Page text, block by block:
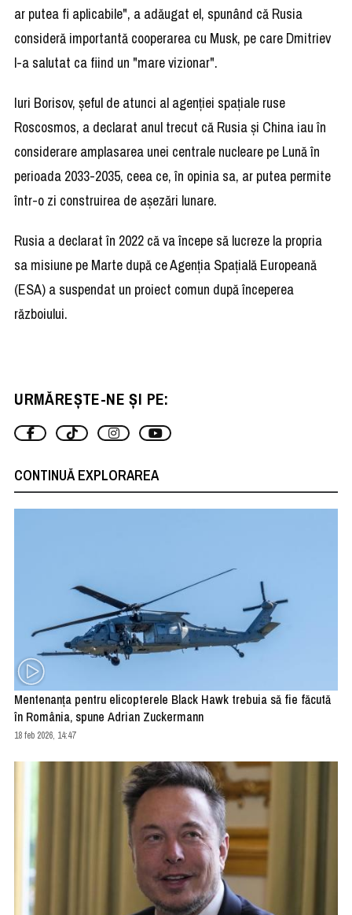
ar putea fi aplicabile", a adăugat el, spunând că Rusia
consideră importantă cooperarea cu Musk, pe care Dmitriev
l-a salutat ca fiind un "mare vizionar".
Iuri Borisov, şeful de atunci al agenţiei spaţiale ruse
Roscosmos, a declarat anul trecut că Rusia şi China iau în
considerare amplasarea unei centrale nucleare pe Lună în
perioada 2033-2035, ceea ce, în opinia sa, ar putea permite
într-o zi construirea de aşezări lunare.
Rusia a declarat în 2022 că va începe să lucreze la propria
sa misiune pe Marte după ce Agenţia Spaţială Europeană
(ESA) a suspendat un proiect comun după începerea
războiului.
URMĂREȘTE-NE ȘI PE:
CONTINUĂ EXPLORAREA
Mentenanţa pentru elicopterele Black Hawk trebuia să fie făcută
în România, spune Adrian Zuckermann
18 feb 2026, 14:47